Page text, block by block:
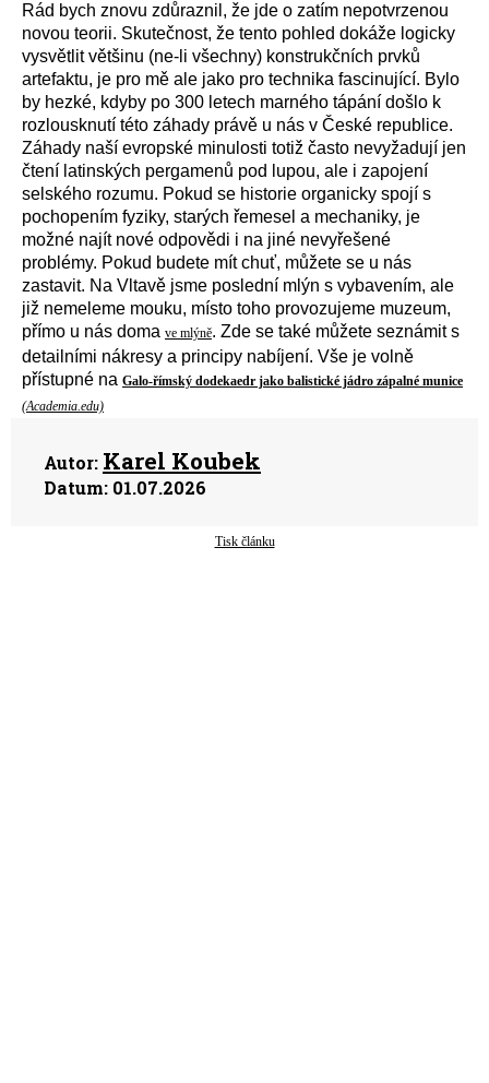
Rád bych znovu zdůraznil, že jde o zatím nepotvrzenou
novou teorii. Skutečnost, že tento pohled dokáže logicky
vysvětlit většinu (ne-li všechny) konstrukčních prvků
artefaktu, je pro mě ale jako pro technika fascinující. Bylo
by hezké, kdyby po 300 letech marného tápání došlo k
rozlousknutí této záhady právě u nás v České republice.
Záhady naší evropské minulosti totiž často nevyžadují jen
čtení latinských pergamenů pod lupou, ale i zapojení
selského rozumu. Pokud se historie organicky spojí s
pochopením fyziky, starých řemesel a mechaniky, je
možné najít nové odpovědi i na jiné nevyřešené
problémy. Pokud budete mít chuť, můžete se u nás
zastavit. Na Vltavě jsme poslední mlýn s vybavením, ale
již nemeleme mouku, místo toho provozujeme muzeum,
přímo u nás doma ve mlýně. Zde se také můžete seznámit s
detailními nákresy a principy nabíjení. Vše je volně
přístupné na Galo-římský dodekaedr jako balistické jádro zápalné munice
(Academia.edu)
Autor: Karel Koubek
Datum: 01.07.2026
Tisk článku